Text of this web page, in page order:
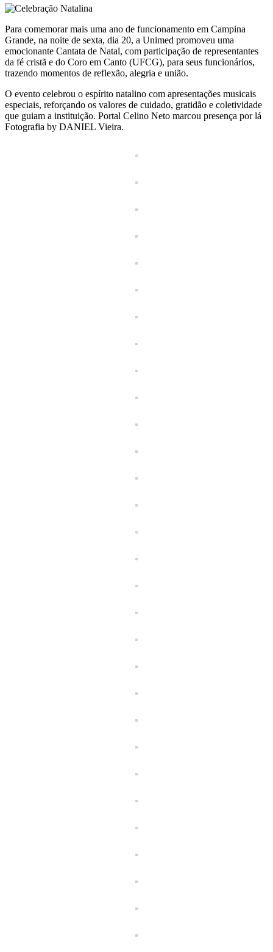
Para comemorar mais uma ano de funcionamento em Campina
Grande, na noite de sexta, dia 20, a Unimed promoveu uma
emocionante Cantata de Natal, com participação de representantes
da fé cristã e do Coro em Canto (UFCG), para seus funcionários,
trazendo momentos de reflexão, alegria e união.
O evento celebrou o espírito natalino com apresentações musicais
especiais, reforçando os valores de cuidado, gratidão e coletividade
que guiam a instituição. Portal Celino Neto marcou presença por lá
Fotografia by DANIEL Vieira.